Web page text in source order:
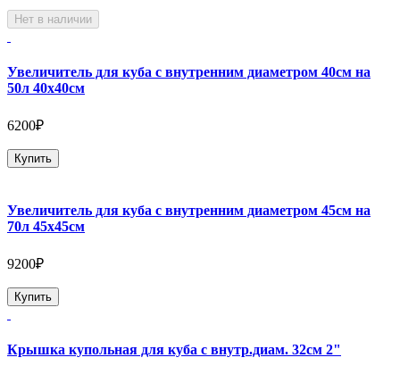
Нет в наличии
Увеличитель для куба с внутренним диаметром 40см на
50л 40х40см
6200₽
Купить
Увеличитель для куба с внутренним диаметром 45см на
70л 45х45см
9200₽
Купить
Крышка купольная для куба с внутр.диам. 32см 2"